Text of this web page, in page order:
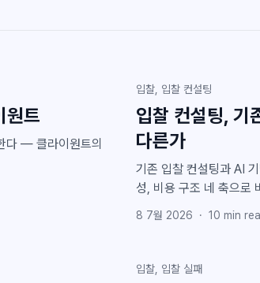
원트
다 — 클라이원트의
입찰, 입찰 컨설팅
입찰 컨설팅, 기
다른가
기존 입찰 컨설팅과 AI
성, 비용 구조 네 축으로
8 7월 2026 · 10 min
입찰, 입찰 실패